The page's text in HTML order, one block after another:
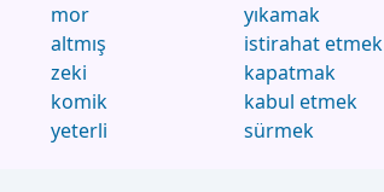
mor
altmış
zeki
komik
yeterli
yıkamak
istirahat etmek
kapatmak
kabul etmek
sürmek